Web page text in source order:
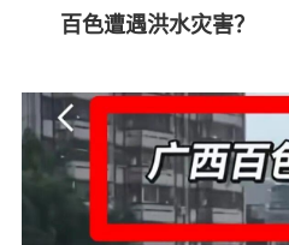
百色遭遇洪水灾害？